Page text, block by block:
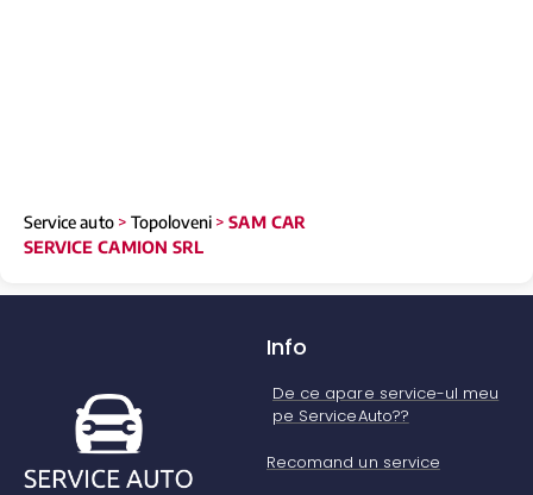
Service auto> Topoloveni >SAM CAR
SERVICE CAMION SRL
Info
De ce apare service-ul meu
pe ServiceAuto??
Recomand un service